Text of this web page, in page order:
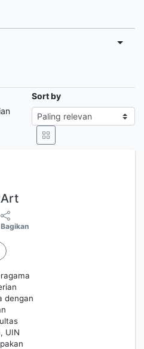
Sort by
Bagikan
dengan
UIN